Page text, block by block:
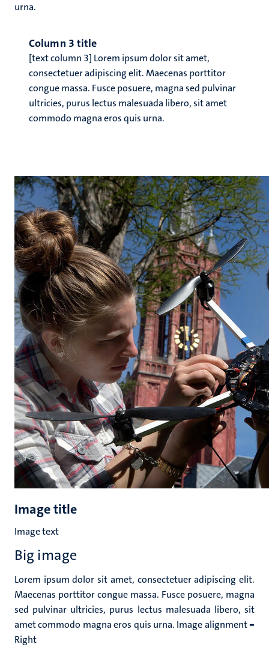
urna.
Column 3 title
[text column 3] Lorem ipsum dolor sit amet,
consectetuer adipiscing elit. Maecenas porttitor
congue massa. Fusce posuere, magna sed pulvinar
ultricies, purus lectus malesuada libero, sit amet
commodo magna eros quis urna.
Big image
Lorem ipsum dolor sit amet, consectetuer adipiscing elit.
Maecenas porttitor congue massa. Fusce posuere, magna
sed pulvinar ultricies, purus lectus malesuada libero, sit
amet commodo magna eros quis urna. Image alignment =
Right
Image title
Image text